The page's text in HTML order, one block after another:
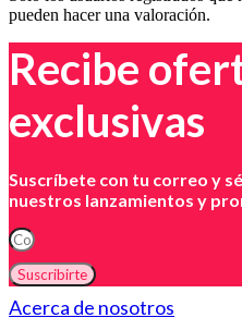
pueden hacer una valoración.
Recibe
exclusivas
Suscríbete con tu correo y
nuestros lanzamientos y
Suscribirte
Acerca de nosotros